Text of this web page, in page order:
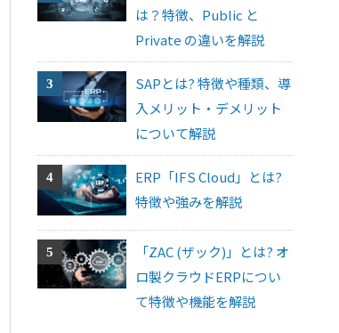
は？特徴、Public と
Private の違いを解説
SAPとは? 特徴や種類、導
入メリット・デメリット
について解説
ERP「IFS Cloud」とは?
特徴や強みを解説
「ZAC (ザック)」とは? オ
ロ製クラウドERPについ
て特徴や機能を解説